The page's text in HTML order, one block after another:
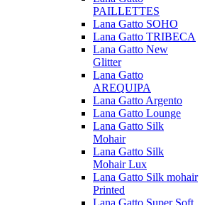
PAILLETTES
Lana Gatto SOHO
Lana Gatto TRIBECA
Lana Gatto New
Glitter
Lana Gatto
AREQUIPA
Lana Gatto Argento
Lana Gatto Lounge
Lana Gatto Silk
Mohair
Lana Gatto Silk
Mohair Lux
Lana Gatto Silk mohair
Printed
Lana Gatto Super Soft